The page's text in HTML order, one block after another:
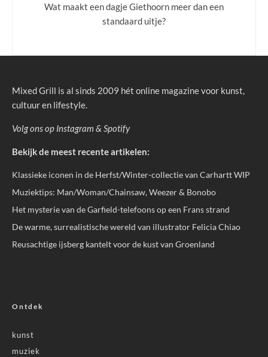
Wat maakt een dagje Giethoorn meer dan een
standaard uitje?
Mixed Grill is al sinds 2009 hét online magazine voor kunst,
cultuur en lifestyle.
Volg ons op Instagram & Spotify
Bekijk de meest recente artikelen:
Klassieke iconen in de Herfst/Winter-collectie van Carhartt WIP
Muziektips: Man/Woman/Chainsaw, Weezer & Bonobo
Het mysterie van de Garfield-telefoons op een Frans strand
De warme, surrealistische wereld van illustrator Felicia Chiao
Reusachtige ijsberg kantelt voor de kust van Groenland
Ontdek
kunst
muziek